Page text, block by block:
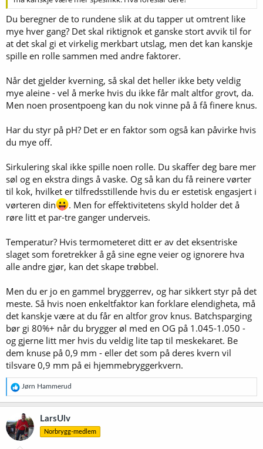
Du beregner de to rundene slik at du tapper ut omtrent like
mye hver gang? Det skal riktignok et ganske stort avvik til for
at det skal gi et virkelig merkbart utslag, men det kan kanskje
spille en rolle sammen med andre faktorer.
Når det gjelder kverning, så skal det heller ikke bety veldig
mye aleine - vel å merke hvis du ikke får malt altfor grovt, da.
Men noen prosentpoeng kan du nok vinne på å få finere knus.
Har du styr på pH? Det er en faktor som også kan påvirke hvis
du mye off.
Sirkulering skal ikke spille noen rolle. Du skaffer deg bare mer
søl og en ekstra dings å vaske. Og så kan du få reinere vørter
til kok, hvilket er tilfredsstillende hvis du er estetisk engasjert i
vørteren din
. Men for effektivitetens skyld holder det å
røre litt et par-tre ganger underveis.
Temperatur? Hvis termometeret ditt er av det eksentriske
slaget som foretrekker å gå sine egne veier og ignorere hva
alle andre gjør, kan det skape trøbbel.
Men du er jo en gammel bryggerrev, og har sikkert styr på det
meste. Så hvis noen enkeltfaktor kan forklare elendigheta, må
det kanskje være at du får en altfor grov knus. Batchsparging
bør gi 80%+ når du brygger øl med en OG på 1.045-1.050 -
og gjerne litt mer hvis du veldig lite tap til meskekaret. Be
dem knuse på 0,9 mm - eller det som på deres kvern vil
tilsvare 0,9 mm på ei hjemmebryggerkvern.
R
e
a
k
s
j
o
Jørn Hammerud
LarsUlv
Norbrygg-medlem